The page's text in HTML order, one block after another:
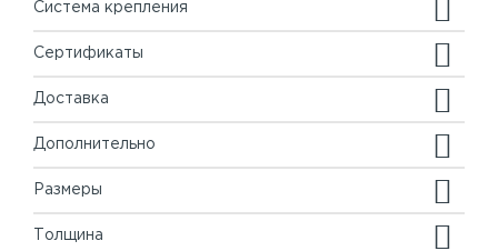
Система крепления
Сертификаты
Доставка
Дополнительно
Размеры
Толщина